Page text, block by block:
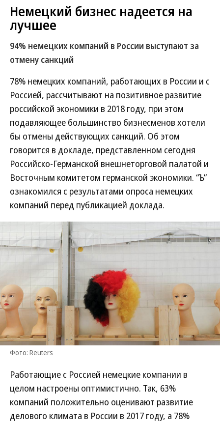
Немецкий бизнес надеется на
лучшее
94% немецких компаний в России выступают за
отмену санкций
78% немецких компаний, работающих в России и с
Россией, рассчитывают на позитивное развитие
российской экономики в 2018 году, при этом
подавляющее большинство бизнесменов хотели
бы отмены действующих санкций. Об этом
говорится в докладе, представленном сегодня
Российско-Германской внешнеторговой палатой и
Восточным комитетом германской экономики. “Ъ”
ознакомился с результатами опроса немецких
компаний перед публикацией доклада.
Фото: Reuters
Работающие с Россией немецкие компании в
целом настроены оптимистично. Так, 63%
компаний положительно оценивают развитие
делового климата в России в 2017 году, а 78%